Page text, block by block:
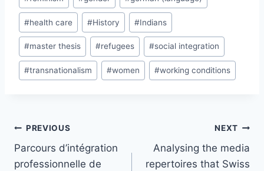
#health care #History #Indians
#master thesis #refugees #social integration
#transnationalism #women #working conditions
Post
navigation
PREVIOUS
Parcours d’intégration
professionnelle de
NEXT
Analysing the media
repertoires that Swiss